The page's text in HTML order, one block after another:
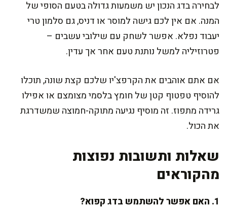
לבחירה בדג הנכון יש משמעות גדולה בטעם הסופי של
המנה. אם אין לכם גישה למוסר או דניס, גם סלמון טרי
יעבוד נפלא. אפשר לשחק עם שילובי עשבים –
פטרוזיליה למשל נותנת טעם אחר אך עדין.
אם אתם אוהבים את הקרפצ'יו שלכם קצת שונה, תוכלו
להוסיף טפטוף קטן של חומץ בלסמי מצומצם או אפילו
גרידה מתפוז. זה מוסיף נגיעה מתוקה-חמוצה שמשדרגת
את הכול.
שאלות ותשובות נפוצות
מהקוראים
1. האם אפשר להשתמש בדג קפוא?